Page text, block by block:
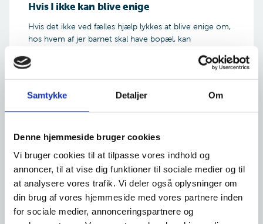
Samtykke Detaljer Om
Denne hjemmeside bruger cookies
Vi bruger cookies til at tilpasse vores indhold og
annoncer, til at vise dig funktioner til sociale medier og til
at analysere vores trafik. Vi deler også oplysninger om
din brug af vores hjemmeside med vores partnere inden
for sociale medier, annonceringspartnere og
Hvis I ikke kan blive enige
Hvis det ikke ved fælles hjælp lykkes at blive enige om,
hos hvem af jer barnet skal have bopæl, kan
Familieretshuset kan nemlig ikke træffe endelig
Hvis sagen skal behandles i retten, kan I søge om fri
påCivilstyrelsens hjemmeside
Vær opmærksom på, at Familieretshuset ikke i alle
tilfælde kan behandle en henvendelse om at ændre
bopælen. Vi gør det kun, hvis der er nogle væsentlige
ting omkring barnet, der har ændret sig – eller hvis vi
lovgivningen afvise at behandle henvendelsen. En af